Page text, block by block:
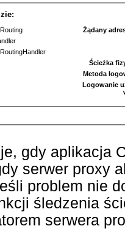
Żądany
Ścieżka
Metoda
Logowanie
gdy aplikacja
serwer proxy
problem nie
śledzenia
serwera